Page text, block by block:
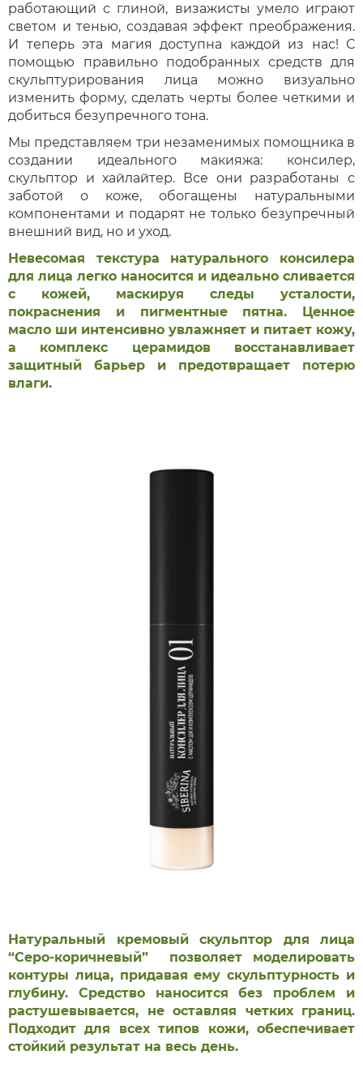
работающий с глиной, визажисты умело играют
светом и тенью, создавая эффект преображения.
И теперь эта магия доступна каждой из нас! С
помощью правильно подобранных средств для
скульптурирования лица можно визуально
изменить форму, сделать черты более четкими и
добиться безупречного тона.
Мы представляем три незаменимых помощника в
создании идеального макияжа: консилер,
скульптор и хайлайтер. Все они разработаны с
заботой о коже, обогащены натуральными
компонентами и подарят не только безупречный
внешний вид, но и уход.
Невесомая текстура натурального консилера
для лица легко наносится и идеально сливается
с кожей, маскируя следы усталости,
покраснения и пигментные пятна. Ценное
масло ши интенсивно увлажняет и питает кожу,
а комплекс церамидов восстанавливает
защитный барьер и предотвращает потерю
влаги.
Натуральный кремовый скульптор для лица
“Серо-коричневый” позволяет моделировать
контуры лица, придавая ему скульптурность и
глубину. Средство наносится без проблем и
растушевывается, не оставляя четких границ.
Подходит для всех типов кожи, обеспечивает
стойкий результат на весь день.